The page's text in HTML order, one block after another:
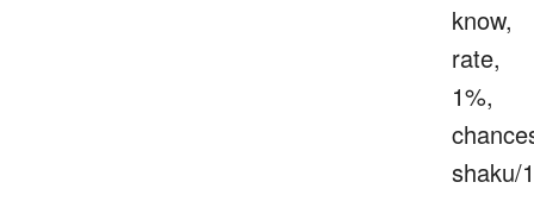
know,
rate,
1%,
shaku/